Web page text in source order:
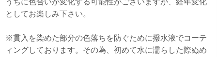
としてお楽しみ下さい。
※貫入を染めた部分の色落ちを防ぐために撥水液でコーテ
ィングしております。その為、初めて水に濡らした際ぬめ